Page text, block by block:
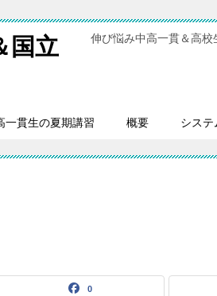
国立
伸び悩み中高一貫＆高
一貫生の夏期講習 概要 システ
0